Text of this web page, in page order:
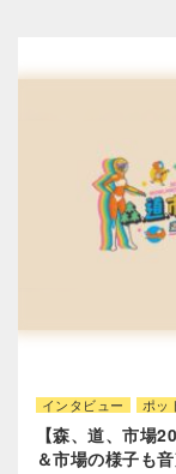
インタビュー ポッ
【森、道、市場
＆市場の様子も